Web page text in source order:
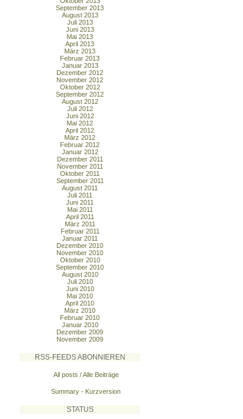
September 2013
August 2013
Juli 2013
Juni 2013
Mai 2013
April 2013
März 2013
Februar 2013
Januar 2013
Dezember 2012
November 2012
Oktober 2012
September 2012
August 2012
Juli 2012
Juni 2012
Mai 2012
April 2012
März 2012
Februar 2012
Januar 2012
Dezember 2011
November 2011
Oktober 2011
September 2011
August 2011
Juli 2011
Juni 2011
Mai 2011
April 2011
März 2011
Februar 2011
Januar 2011
Dezember 2010
November 2010
Oktober 2010
September 2010
August 2010
Juli 2010
Juni 2010
Mai 2010
April 2010
März 2010
Februar 2010
Januar 2010
Dezember 2009
November 2009
RSS-FEEDS ABONNIEREN
All posts / Alle Beiträge
Summary - Kurzversion
STATUS